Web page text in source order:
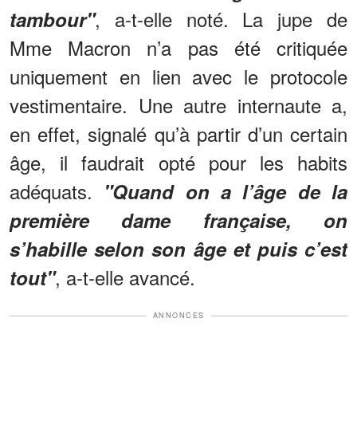
tambour", a-t-elle noté. La jupe de
Mme Macron n’a pas été critiquée
uniquement en lien avec le protocole
vestimentaire. Une autre internaute a,
en effet, signalé qu’à partir d’un certain
âge, il faudrait opté pour les habits
adéquats. "Quand on a l’âge de la
première dame française, on
s’habille selon son âge et puis c’est
tout", a-t-elle avancé.
ANNONCES